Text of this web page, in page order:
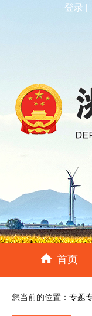
登录 |
首页
您当前的位置： 专题